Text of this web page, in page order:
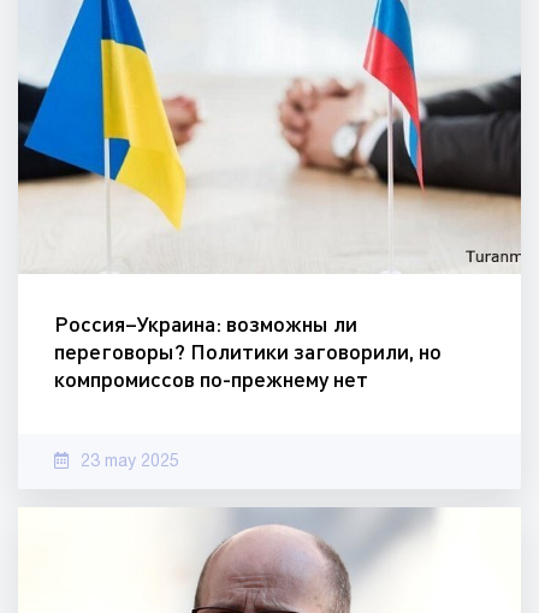
Россия–Украина: возможны ли
переговоры? Политики заговорили, но
компромиссов по-прежнему нет
23 may 2025